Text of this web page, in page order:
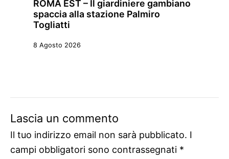
ROMA EST – Il giardiniere gambiano
spaccia alla stazione Palmiro
Togliatti
8 Agosto 2026
Lascia un commento
Il tuo indirizzo email non sarà pubblicato. I
campi obbligatori sono contrassegnati *